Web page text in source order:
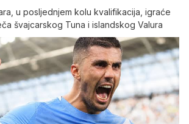
u posljednjem kolu kvalifikacija, igraće
švajcarskog Tuna i islandskog Valura